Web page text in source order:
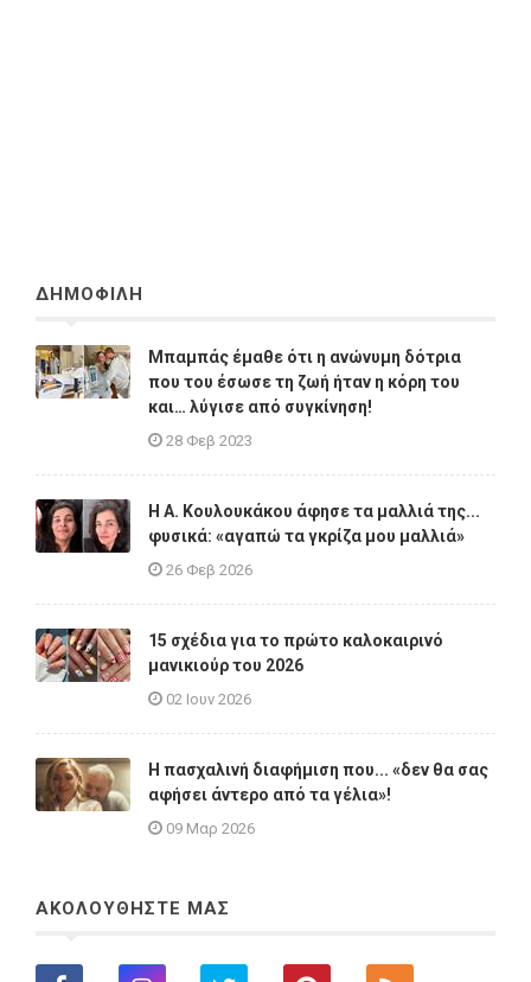
ΔΗΜΟΦΙΛΗ
Μπαμπάς έμαθε ότι η ανώνυμη δότρια
που του έσωσε τη ζωή ήταν η κόρη του
και… λύγισε από συγκίνηση!
28 Φεβ 2023
Η A. Κουλουκάκου άφησε τα μαλλιά της...
φυσικά: «αγαπώ τα γκρίζα μου μαλλιά»
26 Φεβ 2026
15 σχέδια για το πρώτο καλοκαιρινό
μανικιούρ του 2026
02 Ιουν 2026
Η πασχαλινή διαφήμιση που... «δεν θα σας
αφήσει άντερο από τα γέλια»!
09 Μαρ 2026
ΑΚΟΛΟΥΘΗΣΤΕ ΜΑΣ